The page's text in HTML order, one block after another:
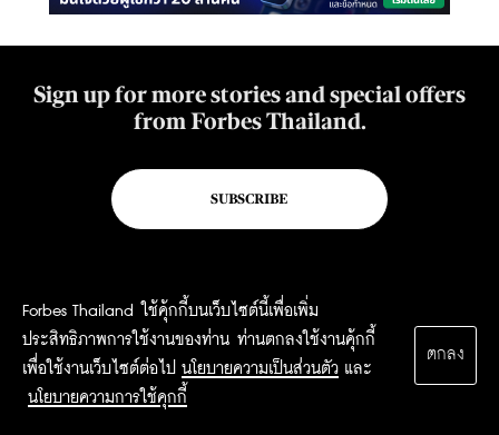
Forbes Thailand ใช้คุ้กกี้บนเว็บไซต์นี้เพื่อเพิ่ม
ประสิทธิภาพการใช้งานของท่าน ท่านตกลงใช้งานคุ้กกี้
เพื่อใช้งานเว็บไซต์ต่อไป นโยบายความเป็นส่วนตัว และ
นโยบายความการใช้คุกกี้
ตกลง
Sign up for more stories and special offers
from Forbes Thailand.
SUBSCRIBE
FORBES THAILAND
Post International Media Co., Ltd.